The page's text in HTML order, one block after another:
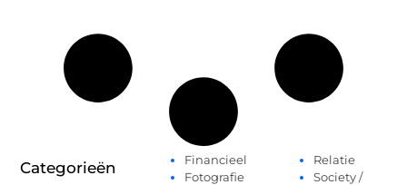
Categorieën
Financieel
Fotografie
Relatie
Society /